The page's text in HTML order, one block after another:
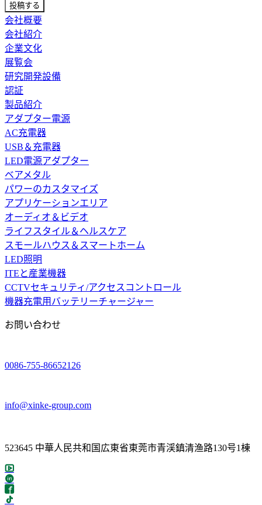
投稿する
会社概要
会社紹介
企業文化
展覧会
研究開発設備
認証
製品紹介
アダプター電源
AC充電器
USB＆充電器
LED電源アダプター
ベアメタル
パワーのカスタマイズ
アプリケーションエリア
オーディオ＆ビデオ
ライフスタイル＆ヘルスケア
スモールハウス＆スマートホーム
LED照明
ITEと産業機器
CCTVセキュリティ/アクセスコントロール
機器充電用バッテリーチャージャー
お問い合わせ
0086-755-86652126
info@xinke-group.com
523645 中華人民共和国広東省東莞市青渓鎮清渔路130号1棟